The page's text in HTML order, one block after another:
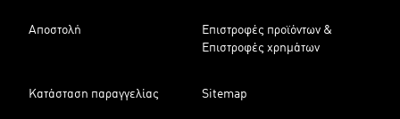
Αποστολή
Επιστροφές προϊόντων &
Επιστροφές χρημάτων
Κατάσταση παραγγελίας Sitemap